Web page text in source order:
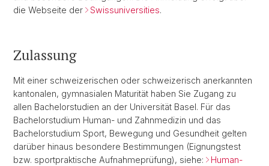
die Webseite der
Swissuniversities.
Zulassung
Mit einer schweizerischen oder schweizerisch anerkannten
kantonalen, gymnasialen Maturität haben Sie Zugang zu
allen Bachelorstudien an der Universität Basel. Für das
Bachelorstudium Human- und Zahnmedizin und das
Bachelorstudium Sport, Bewegung und Gesundheit gelten
darüber hinaus besondere Bestimmungen (Eignungstest
bzw. sportpraktische Aufnahmeprüfung), siehe:
Human-